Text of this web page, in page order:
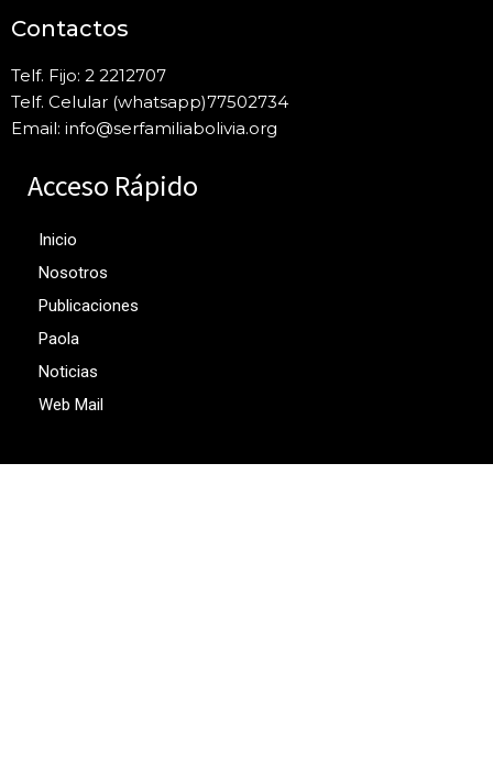
Contactos
Telf. Fijo: 2 2212707
Telf. Celular (whatsapp)77502734
Email: info@serfamiliabolivia.org
Acceso Rápido
Inicio
Nosotros
Publicaciones
Paola
Noticias
Web Mail